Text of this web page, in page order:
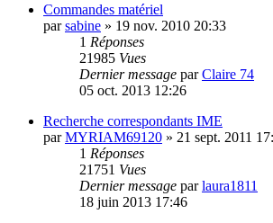
Commandes matériel
parsabine » 19 nov. 2010 20:33
1 Réponses
21985 Vues
Dernier message parClaire 74
05 oct. 2013 12:26
Recherche correspondants IME
parMYRIAM69120 » 21 sept. 2011
1 Réponses
21751 Vues
Dernier message parlaura1811
18 juin 2013 17:46